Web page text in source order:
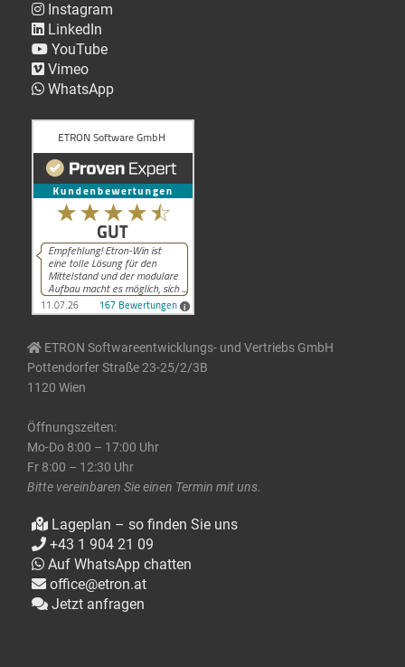
Instagram
LinkedIn
YouTube
Vimeo
WhatsApp
ETRON Softwareentwicklungs- und Vertriebs GmbH
Pottendorfer Straße 23-25/2/3B
1120 Wien
Öffnungszeiten:
Mo-Do 8:00 – 17:00 Uhr
Fr 8:00 – 12:30 Uhr
Bitte vereinbaren Sie einen Termin mit uns.
Lageplan – so finden Sie uns
+43 1 904 21 09
Auf WhatsApp chatten
office@etron.at
Jetzt anfragen